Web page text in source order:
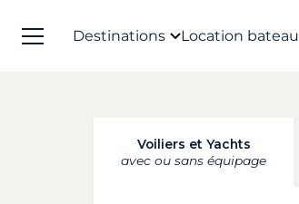
Destinations Location bateau
Voiliers et Yachts
avec ou sans équipage